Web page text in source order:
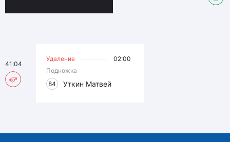
Удаление
02:00
Подножка
84
Уткин Матвей
41:04